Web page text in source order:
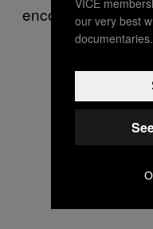
encore présentes
our very best
documentaries.